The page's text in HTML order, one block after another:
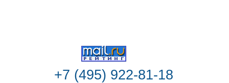
+7 (495) 922-81-18